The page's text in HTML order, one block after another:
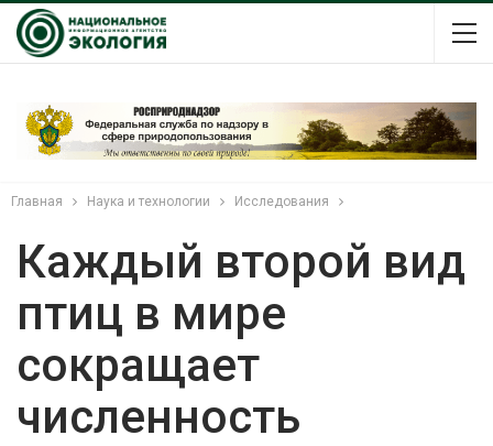
Главная Наука и технологии Исследования
Каждый второй вид
птиц в мире
сокращает
численность